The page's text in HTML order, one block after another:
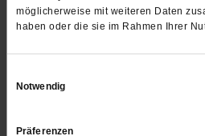
möglicherweise mit weiteren Daten
haben oder die sie im Rahmen Ihrer
Notwendig
Präferenzen
zur Last /mehr